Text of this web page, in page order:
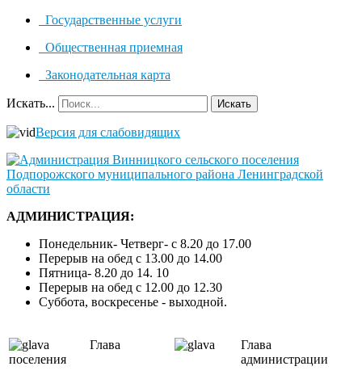
Государственные услуги
Общественная приемная
Законодательная карта
Искать... Искать
Версия для слабовидящих
АДМИНИСТРАЦИЯ:
Понедельник- Четверг- с 8.20 до 17.00
Перерыв на обед с 13.00 до 14.00
Пятница- 8.20 до 14. 10
Перерыв на обед с 12.00 до 12.30
Суббота, воскресенье - выходной.
Глава
поселения
Глава
администрации